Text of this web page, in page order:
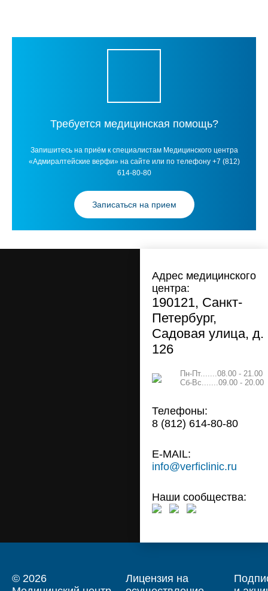
Требуется медицинская помощь?
Запишитесь на приём к специалистам Медицинского центра
«Адмиралтейские верфи» на сайте или по телефону +7 (812)
614-80-80
Записаться на прием
Адрес медицинского
центра:
190121, Санкт-
Петербург,
Садовая улица, д.
126
Пн-Пт.......08.00 - 21.00
Сб-Вс.......09.00 - 20.00
Телефоны:
8 (812) 614-80-80
E-MAIL:
info@verficlinic.ru
Наши сообщества:
© 2026
Лицензия на